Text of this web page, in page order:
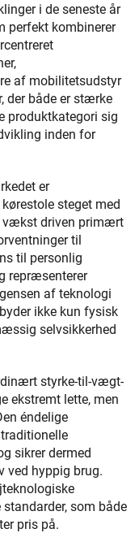
i de seneste år
perfekt kombinerer
af mobilitetsudstyr
der både er stærke
produktkategori sig
inden for
er
steget med
vækst driven primært
til
til personlig
repræsenterer
af teknologi
ikke kun fysisk
selvsikkerhed
styrke-til-vægt-
ekstremt lette, men
éndelige
sikrer dermed
ved hyppig brug.
som både
pris på.